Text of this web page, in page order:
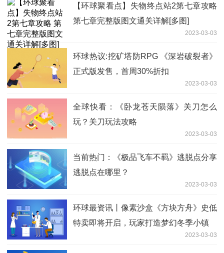
【环球聚看点】失物终点站2第七章攻略
第七章完整版图文通关详解[多图]
2023-03-03
环球热议:挖矿塔防RPG 《深岩破裂者》
正式版发售，首周30%折扣
2023-03-03
全球快看：《卧龙苍天陨落》关刀怎么
玩？关刀玩法攻略
2023-03-03
当前热门：《极品飞车不羁》逃脱点分享
逃脱点在哪里？
2023-03-03
环球最资讯丨像素沙盒《方块方舟》史低
特卖即将开启，玩家打造梦幻冬季小镇
2023-03-03